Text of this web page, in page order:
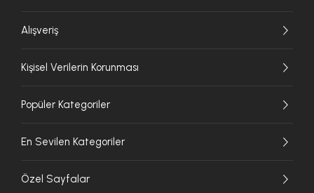
Alışveriş
Kişisel Verilerin Korunması
Popüler Kategoriler
En Sevilen Kategoriler
Özel Sayfalar